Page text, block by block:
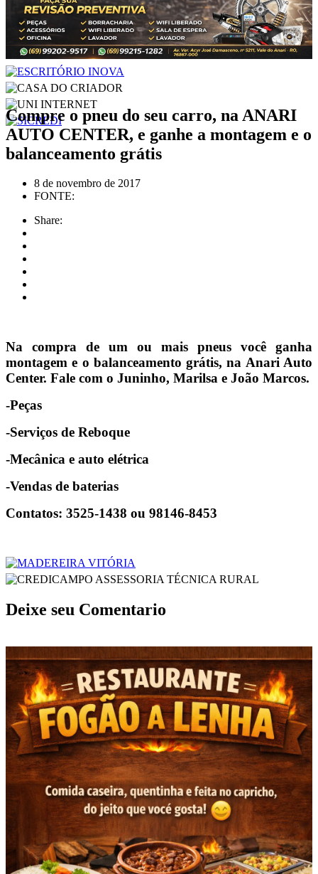
Compre o pneu do seu carro, na ANARI
AUTO CENTER, e ganhe a montagem e o
balanceamento grátis
8 de novembro de 2017
FONTE:
Share:
Na compra de um ou mais pneus você ganha
montagem e o balanceamento grátis, na Anari Auto
Center. Fale com o Juninho, Marilsa e João Marcos.
-Peças
-Serviços de Reboque
-Mecânica e auto elétrica
-Vendas de baterias
Contatos: 3525-1438 ou 98146-8453
Deixe seu Comentario